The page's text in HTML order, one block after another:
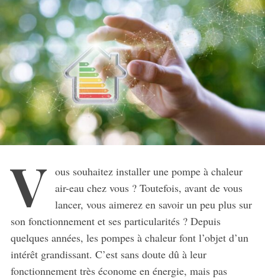
V
ous souhaitez installer une pompe à chaleur
air-eau chez vous ? Toutefois, avant de vous
lancer, vous aimerez en savoir un peu plus sur
son fonctionnement et ses particularités ? Depuis
quelques années, les pompes à chaleur font l’objet d’un
intérêt grandissant. C’est sans doute dû à leur
fonctionnement très économe en énergie, mais pas